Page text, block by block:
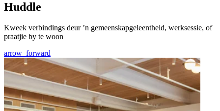
Huddle
Kweek verbindings deur ’n gemeenskapgeleentheid, werksessie, of
praatjie by te woon
arrow_forward